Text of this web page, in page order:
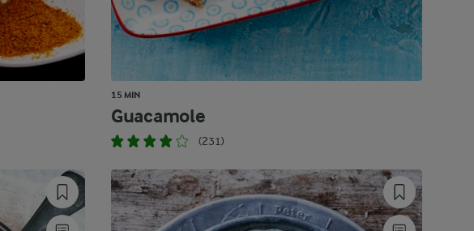
15 MIN
Guacamole
(231)